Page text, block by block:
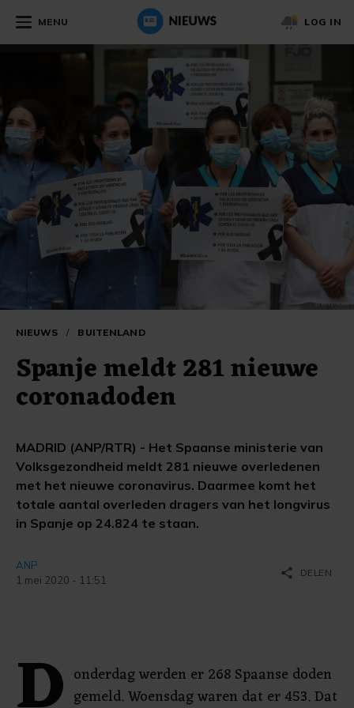
MENU LOG IN
NIEUWS / BUITENLAND
Spanje meldt 281 nieuwe
coronadoden
MADRID (ANP/RTR) - Het Spaanse ministerie van
Volksgezondheid meldt 281 nieuwe overledenen
met het nieuwe coronavirus. Daarmee komt het
totale aantal overleden dragers van het longvirus
in Spanje op 24.824 te staan.
ANP
1 mei 2020 - 11:51
share DELEN
onderdag werden er 268 Spaanse doden
gemeld. Woensdag waren dat er 453. Dat